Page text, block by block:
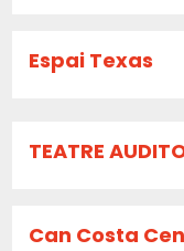
Espai Texas
TEATRE
Can Costa